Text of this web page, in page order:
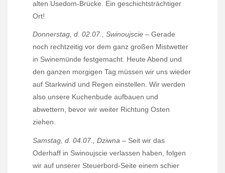
alten Usedom-Brücke. Ein geschichtsträchtiger
Ort!
Donnerstag, d. 02.07., Swinoujscie – Gerade
noch rechtzeitig vor dem ganz großen Mistwetter
in Swinemünde festgemacht. Heute Abend und
den ganzen morgigen Tag müssen wir uns wieder
auf Starkwind und Regen einstellen. Wir werden
also unsere Kuchenbude aufbauen und
abwettern, bevor wir weiter Richtung Osten
ziehen.
Samstag, d. 04.07., Dziwna – Seit wir das
Oderhaff in Swinoujscie verlassen haben, folgen
wir auf unserer Steuerbord-Seite einem schier